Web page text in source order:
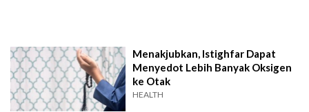
Menakjubkan, Istighfar Dapat
Menyedot Lebih Banyak Oksigen
ke Otak
HEALTH